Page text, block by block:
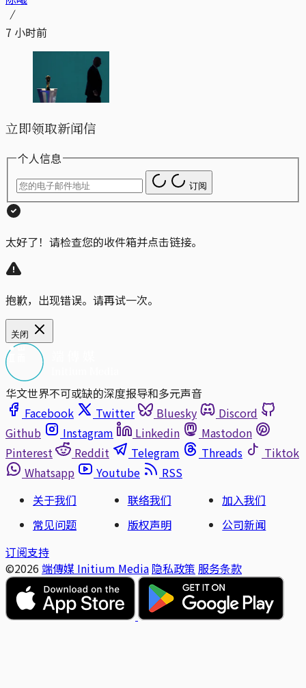
7 小时前
立即领取新闻信
个人信息
订阅
太好了！请检查您的收件箱并点击链接。
抱歉，出现错误。请再试一次。
关闭
华文世界不可或缺的深度报导和多元声音
Facebook
Twitter Bluesky
Discord
Github
Instagram Linkedin
Mastodon
Pinterest
Reddit Telegram Threads
Tiktok
Whatsapp
Youtube
RSS
关于我们
联络我们
加入我们
常见问题
版权声明
公司新闻
订阅支持
©2026 端傳媒 Initium Media 隐私政策 服务条款